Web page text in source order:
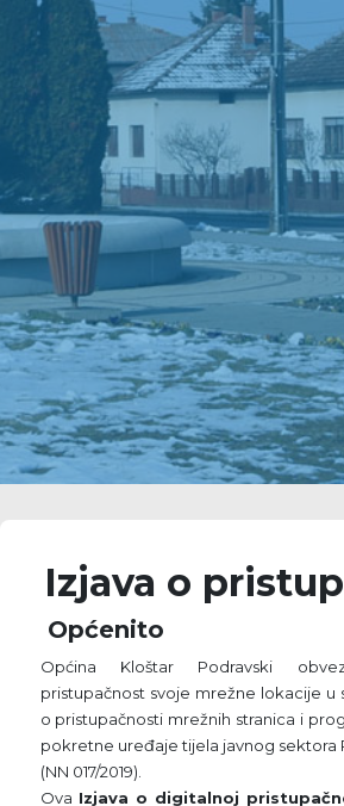
Izjava o
Općenito
Općina Kloštar Podravski
pristupačnost svoje mrežne lokacije u
o pristupačnosti mrežnih stranica i
pokretne uređaje tijela javnog sektora
(NN 017/2019).
Ova Izjava o digitalnoj